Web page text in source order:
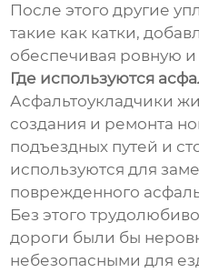
После этого другие
такие как катки,
обеспечивая ровную
Где используются
Асфальтоукладчики
создания и ремонта
подъездных путей и
используются для
поврежденного
Без этого
дороги были бы
небезопасными для